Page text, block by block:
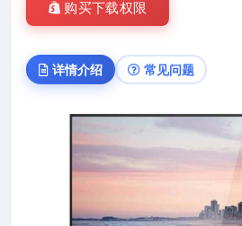
购买下载权限
详情介绍 常见问题